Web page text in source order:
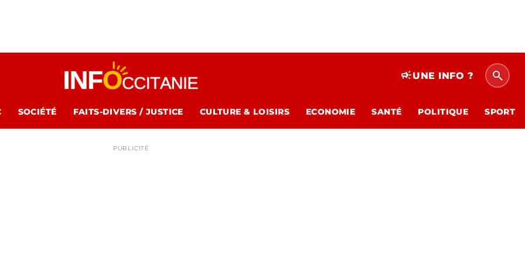
campaignUNE INFO ? search
SOCIÉTÉ FAITS-DIVERS / JUSTICE CULTURE & LOISIRS ECONOMIE SANTÉ POLITIQUE SPORT
PUBLICITÉ